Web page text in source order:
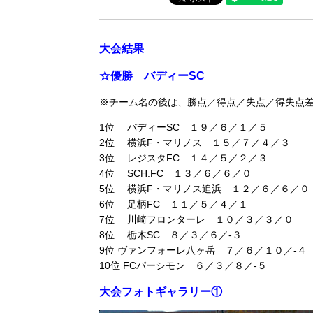
大会結果
☆優勝 バディーSC
※チーム名の後は、勝点／得点／失点／得失点
1位 バディーSC １９／６／１／５
2位 横浜F・マリノス １５／７／４／３
3位 レジスタFC １４／５／２／３
4位 SCH.FC １３／６／６／０
5位 横浜F・マリノス追浜 １２／６／６／０
6位 足柄FC １１／５／４／１
7位 川崎フロンターレ １０／３／３／０
8位 栃木SC ８／３／６／-３
9位 ヴァンフォーレ八ヶ岳 ７／６／１０／-４
10位 FCパーシモン ６／３／８／-５
大会フォトギャラリー①